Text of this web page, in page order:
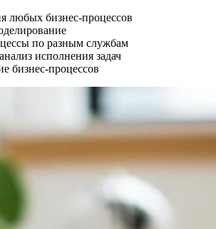
любых бизнес-процессов
по разным службам
исполнения задач
бизнес-процессов